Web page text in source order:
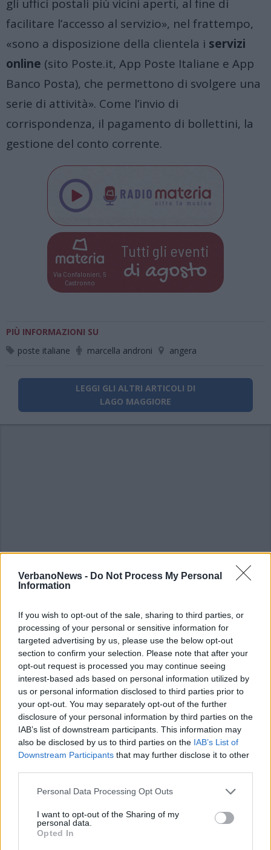
VerbanoNews - Do Not Process My Personal
Information
If you wish to opt-out of the sale, sharing to third parties, or
processing of your personal or sensitive information for
targeted advertising by us, please use the below opt-out
section to confirm your selection. Please note that after your
opt-out request is processed you may continue seeing
interest-based ads based on personal information utilized by
us or personal information disclosed to third parties prior to
your opt-out. You may separately opt-out of the further
disclosure of your personal information by third parties on the
IAB’s list of downstream participants. This information may
also be disclosed by us to third parties on the IAB’s List of
Downstream Participants that may further disclose it to other
Personal Data Processing Opt Outs
I want to opt-out of the Sharing of my
personal data.
Opted In
gli uffici postali più vicini aperti, al fine di
facilitare l’accesso al servizio», nel frattempo,
«sono a disposizione della clientela i servizi
online (sito Poste.it, App Poste Italiane e App
Banco Posta), che permettono di svolgere una
serie di attività». Come l’invio di
corrispondenza, il pagamento di bollettini, la
gestione del conto corrente.
Via Confalonieri, 5
Castronno
Tutti gli eventi
di agosto
PIÙ INFORMAZIONI SU
poste italiane
marcella androni angera
LEGGI GLI ALTRI ARTICOLI DI
LAGO MAGGIORE
ALTRE NOTIZIE DI ANGERA